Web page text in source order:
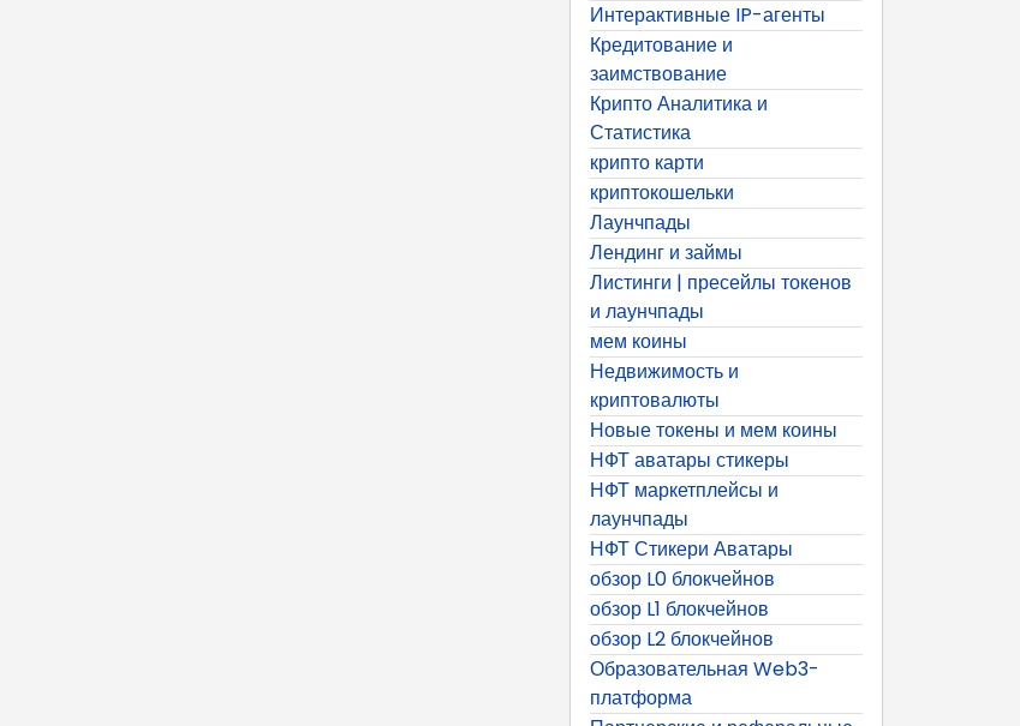
Интерактивные IP-агенты
Кредитование и
заимствование
Крипто Аналитика и
Статистика
крипто карти
криптокошельки
Лаунчпады
Лендинг и займы
Листинги | пресейлы токенов
и лаунчпады
мем коины
Недвижимость и
криптовалюты
Новые токены и мем коины
НФТ аватары стикеры
НФТ маркетплейсы и
лаунчпады
НФТ Стикери Аватары
обзор L0 блокчейнов
обзор L1 блокчейнов
обзор L2 блокчейнов
Образовательная Web3-
платформа